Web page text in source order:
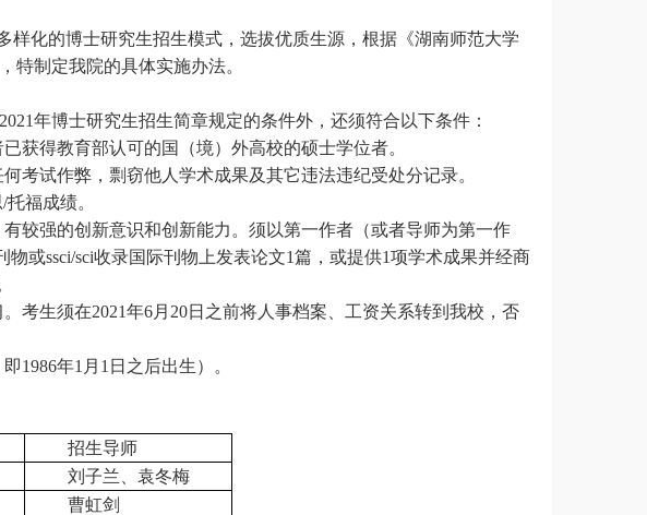
样化的博士研究生招生模式，选拔优质生源，根据《湖南师范大学
特制定我院的具体实施办法。
2021年博士研究生招生简章规定的条件外，还须符合以下条件：
获得教育部认可的国（境）外高校的硕士学位者。
考试作弊，剽窃他人学术成果及其它违法违纪受处分记录。
福成绩。
较强的创新意识和创新能力。 须 以第一作者（或者导师为第一作
物或ssci/sci收录国际刊物上发表论文1篇，或提供1项学术成果并经商
考生须在2021年6月20日之前将人事档案、工资关系转到我校，否
1986年1月1日之后出生）。
招生导师
刘子兰、袁冬梅
曹虹剑